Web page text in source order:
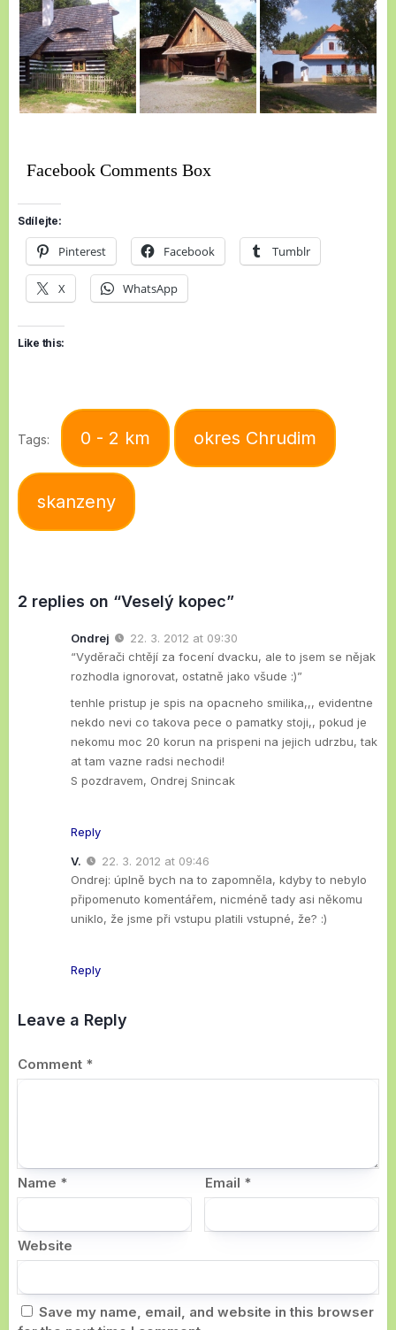
Facebook Comments Box
Sdílejte:
Pinterest Facebook Tumblr
X WhatsApp
Like this:
Tags: 0 - 2 km okres Chrudim
skanzeny
2 replies on “Veselý kopec”
Ondrej
22. 3. 2012 at 09:30
“Vyděrači chtějí za focení dvacku, ale to jsem se nějak
rozhodla ignorovat, ostatně jako všude :)”
tenhle pristup je spis na opacneho smilika,,, evidentne
nekdo nevi co takova pece o pamatky stoji,, pokud je
nekomu moc 20 korun na prispeni na jejich udrzbu, tak
at tam vazne radsi nechodi!
S pozdravem, Ondrej Snincak
Reply
V.
22. 3. 2012 at 09:46
Ondrej: úplně bych na to zapomněla, kdyby to nebylo
připomenuto komentářem, nicméně tady asi někomu
uniklo, že jsme při vstupu platili vstupné, že? :)
Reply
Leave a Reply
Comment *
Name * Email *
Website
Save my name, email, and website in this browser